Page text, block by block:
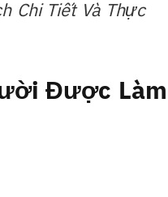
Chi Tiết Và Thực
Được Làm